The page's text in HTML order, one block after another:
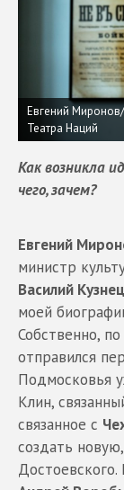
Евгений
Театра Наций
Как возникла
чего, зачем?
Евгений
министр
Василий
моей
Собственно,
отправился
Подмосковья
Клин,
связанное с
создать
Достоевского.